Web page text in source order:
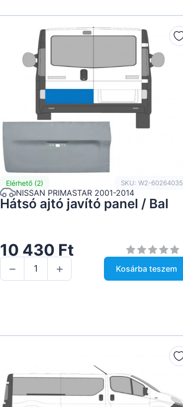
Elérhető (2) SKU: W2-60264035
NISSAN PRIMASTAR 2001-2014
Hátsó ajtó javító panel / Bal
10 430 Ft
Kosárba teszem